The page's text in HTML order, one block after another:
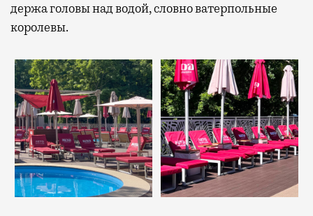
держа головы над водой, словно ватерпольные
королевы.